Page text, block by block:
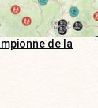
de la